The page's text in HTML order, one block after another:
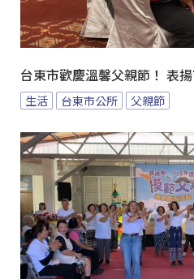
台東市歡慶溫馨父親節！ 表
生活 台東市公所 父親節